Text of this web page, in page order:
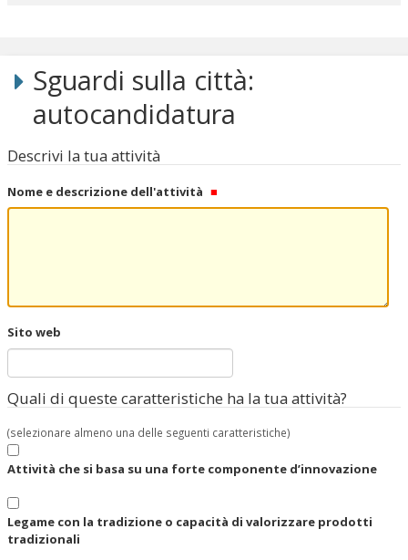
Salta
navigazione
Sguardi sulla città:
autocandidatura
Descrivi la tua attività
Nome e descrizione dell'attività
Sito web
Quali di queste caratteristiche ha la tua attività?
(selezionare almeno una delle seguenti caratteristiche)
Attività che si basa su una forte componente d’innovazione
Legame con la tradizione o capacità di valorizzare prodotti
tradizionali